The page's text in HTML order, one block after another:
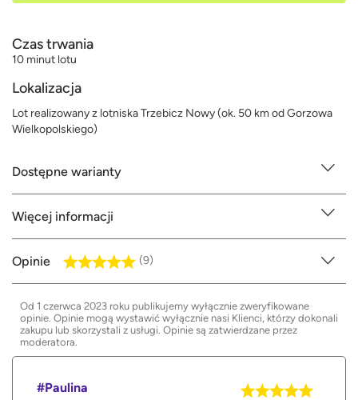
Czas trwania
10 minut lotu
Lokalizacja
Lot realizowany z lotniska Trzebicz Nowy (ok. 50 km od Gorzowa
Wielkopolskiego)
Dostępne warianty
Więcej informacji
Opinie (9)
Od 1 czerwca 2023 roku publikujemy wyłącznie zweryfikowane
opinie. Opinie mogą wystawić wyłącznie nasi Klienci, którzy dokonali
zakupu lub skorzystali z usługi. Opinie są zatwierdzane przez
moderatora.
#Paulina